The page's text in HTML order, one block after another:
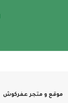
موقع و متجر عفركوش